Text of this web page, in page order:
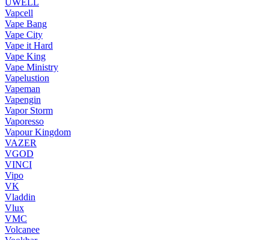
UWELL
Vapcell
Vape Bang
Vape City
Vape it Hard
Vape King
Vape Ministry
Vapelustion
Vapeman
Vapengin
Vapor Storm
Vaporesso
Vapour Kingdom
VAZER
VGOD
VINCI
Vipo
VK
Vladdin
Vlux
VMC
Volcanee